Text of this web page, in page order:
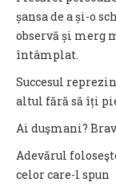
șansa de a și-o
observă și merg
întâmplat.
Succesul
altul fără să îți
Ai duşmani?
Adevărul
celor care-l spun